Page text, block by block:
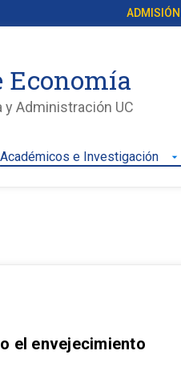
ADMISIÓN
y Administración UC
Académicos e Investigación arrow_drop_down
el envejecimiento